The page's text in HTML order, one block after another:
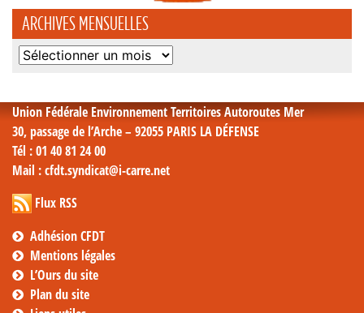
ARCHIVES MENSUELLES
Archives
Union Fédérale Environnement Territoires Autoroutes Mer
30, passage de l’Arche – 92055 PARIS LA DÉFENSE
Tél : 01 40 81 24 00
Mail : cfdt.syndicat@i-carre.net
Flux RSS
Adhésion CFDT
Mentions légales
L’Ours du site
Plan du site